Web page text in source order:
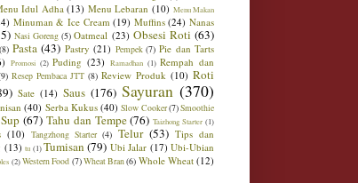
Idul Adha (13) Menu Lebaran (10) Menu Makan
Minuman & Ice Cream (19) Muffins (24) Nanas
Nasi Goreng (5) Oatmeal (23) Obsesi Roti (63)
(8) Pasta (43) Pastry (21) Pempek (7) Pie dan Tarts
Promosi (2) Puding (23) Ramadhan (1) Rempah dan
Resep Pembaca JTT (8) Review Produk (10) Roti
Sate (14) Saus (176) Sayuran (370)
(40) Serba Kukus (40) Slow Cooker(7)Smoothie
Sup (67) Tahu dan Tempe (76) Taizhong Starter (1)
(10) Tangzhong Starter (4) Telur (53) Tips dan
(13) tu (1) Tumisan (79) Ubi Jalar (17) Ubi-Ubian
(2) Western Food (7)Wheat Bran(6) Whole Wheat (12)